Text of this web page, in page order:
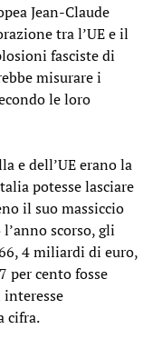
Jean-Claude
tra l’UE e il
fasciste di
misurare i
le loro
e dell’UE erano la
potesse lasciare
il suo massiccio
scorso, gli
4 miliardi di euro,
per cento fosse
cifra.